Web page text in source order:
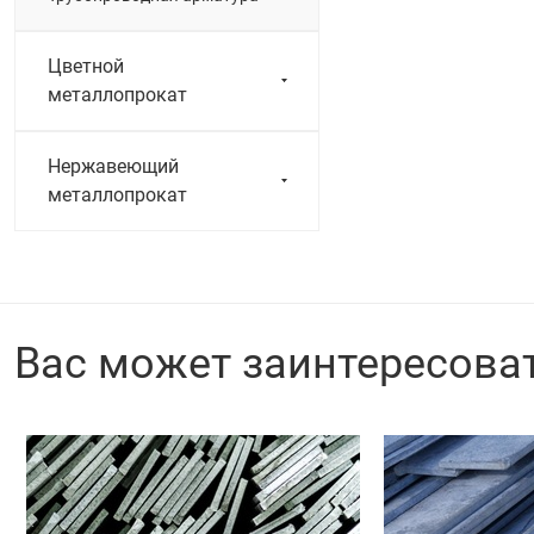
Цветной
металлопрокат
Нержавеющий
металлопрокат
Вас может